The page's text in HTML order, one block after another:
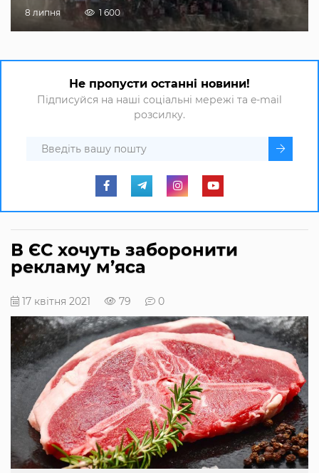
8 липня 1 600
Не пропусти останні новини!
Підписуйся на наші соціальні мережі та e-mail
розсилку.
В ЄС хочуть заборонити
рекламу м’яса
17 квітня 2021 79 0